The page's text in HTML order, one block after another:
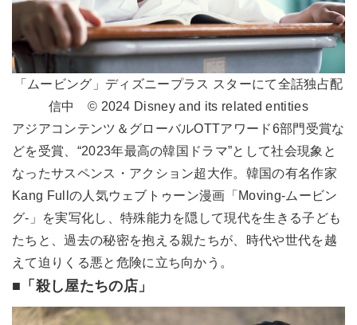
「ムービング」ディズニープラス スターにて全話独占配
信中 © 2024 Disney and its related entities
アジアコンテンツ＆グローバルOTTアワード6部門受賞な
どを受賞、“2023年最高の韓国ドラマ”として社会現象と
なったサスペンス・アクション超大作。韓国の有名作家
Kang Fullの人気ウェブトゥーン漫画「Moving-ムービン
グ-」を実写化し、特殊能力を隠して現代を生きる子ども
たちと、過去の秘密を抱える親たちが、時代や世代を越
えて迫りくる悪と危険に立ち向かう。
■「殺し屋たちの店」